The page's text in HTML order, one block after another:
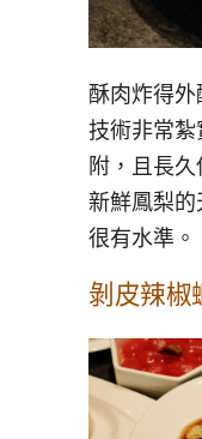
酥肉炸得
技術非常
附，且長
新鮮鳳梨
很有水準。
剝皮辣椒